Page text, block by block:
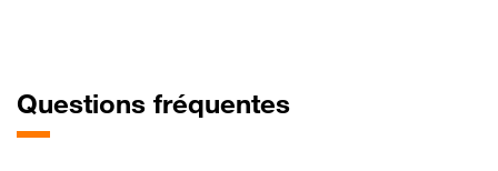
Questions fréquentes